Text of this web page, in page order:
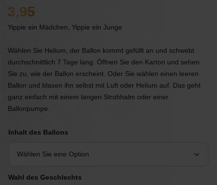
3,95
Yippie ein Mädchen, Yippie ein Junge
Wählen Sie Helium, der Ballon kommt gefüllt an und schwebt
durchschnittlich 7 Tage lang. Öffnen Sie den Karton und sehen
Sie zu, wie der Ballon erscheint. Oder Sie wählen einen leeren
Ballon und blasen ihn selbst mit Luft oder Helium auf. Das geht
ganz einfach mit einem langen Strohhalm oder einer
Ballonpumpe.
Inhalt des Ballons
Wahl des Geschlechts